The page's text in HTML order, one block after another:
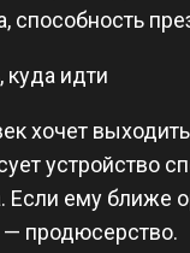
способность
куда идти
хочет
устройство
Если ему ближе
— продюсерство.